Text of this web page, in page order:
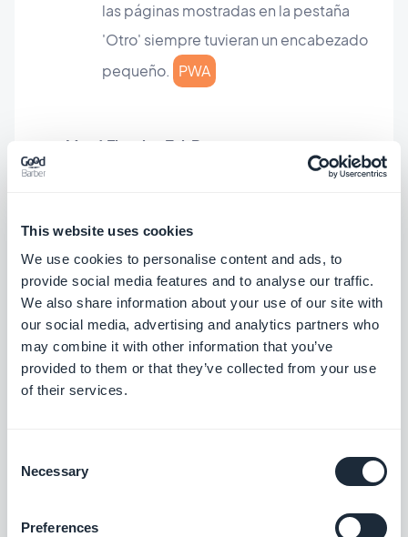
This website uses cookies
We use cookies to personalise content and ads, to
provide social media features and to analyse our traffic.
We also share information about your use of our site with
our social media, advertising and analytics partners who
may combine it with other information that you’ve
provided to them or that they’ve collected from your use
of their services.
Selection
Necessary
Preferences
las páginas mostradas en la pestaña
'Otro' siempre tuvieran un encabezado
pequeño. PWA
Menú Floating TabBar
Se corrigió un problema que hacía que
se mostrara con el tamaño incorrecto.
PWA
Extensión de Código Personalizado
Se corrigió un problema que hacía que
el evento gbViewDidAppear se
GoodBarber Content App
General